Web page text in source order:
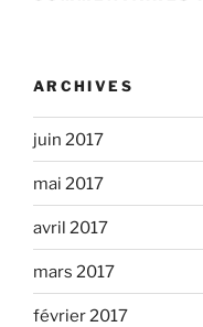
ARCHIVES
juin 2017
mai 2017
avril 2017
mars 2017
février 2017